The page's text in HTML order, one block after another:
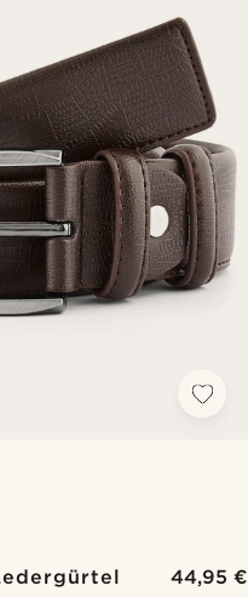
44,95 €